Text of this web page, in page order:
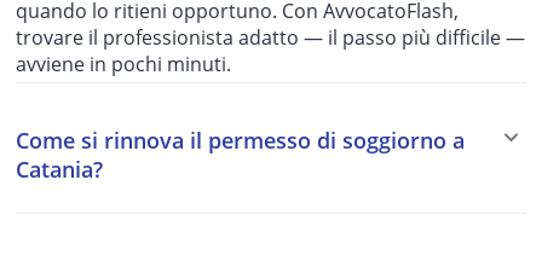
quando lo ritieni opportuno. Con AvvocatoFlash,
trovare il professionista adatto — il passo più difficile —
avviene in pochi minuti.
Come si rinnova il permesso di soggiorno a
Catania?